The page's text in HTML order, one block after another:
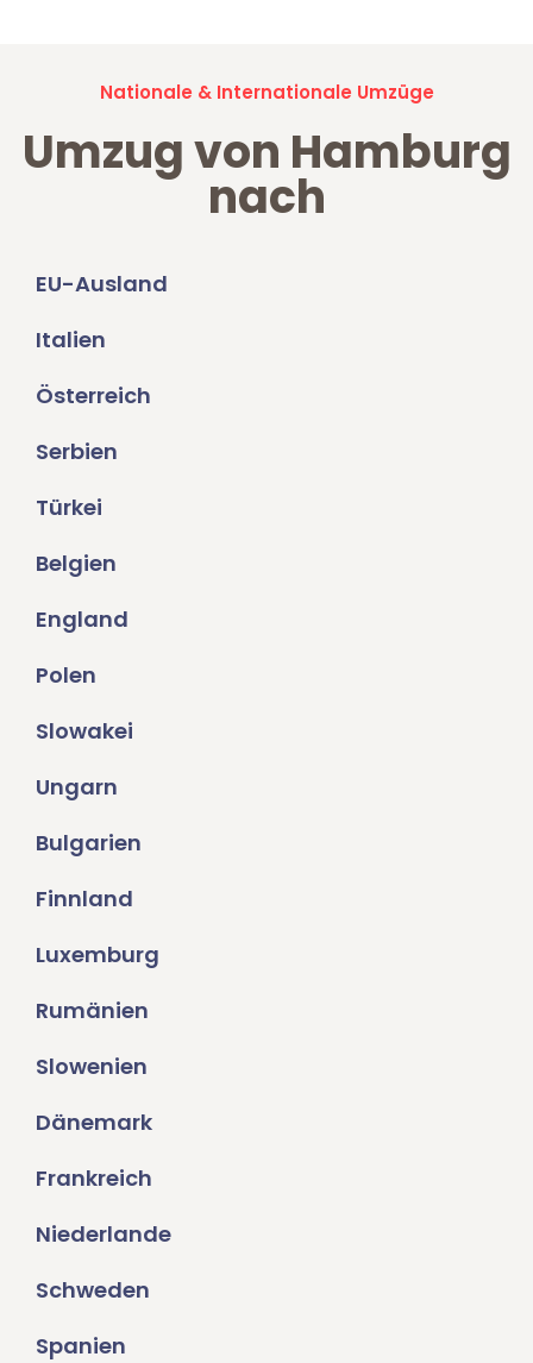
Nationale & Internationale Umzüge
Umzug von Hamburg
nach
EU-Ausland
Italien
Österreich
Serbien
Türkei
Belgien
England
Polen
Slowakei
Ungarn
Bulgarien
Finnland
Luxemburg
Rumänien
Slowenien
Dänemark
Frankreich
Niederlande
Schweden
Spanien